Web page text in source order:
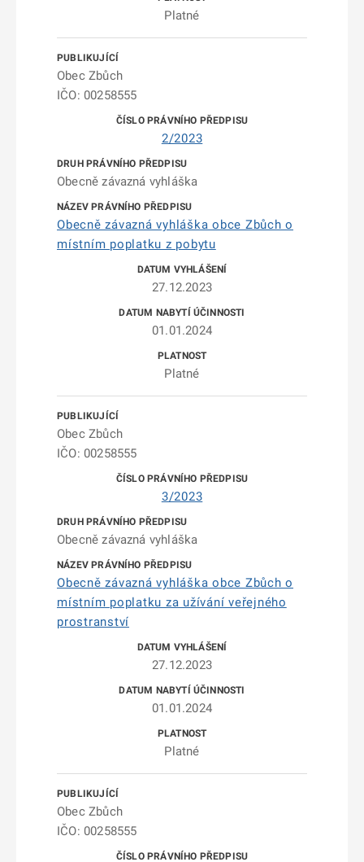
Platné
Obec Zbůch
IČO: 00258555
2/2023
Obecně závazná vyhláška
Obecně závazná vyhláška obce Zbůch o
místním poplatku z pobytu
27.12.2023
01.01.2024
Platné
Obec Zbůch
IČO: 00258555
3/2023
Obecně závazná vyhláška
Obecně závazná vyhláška obce Zbůch o
místním poplatku za užívání veřejného
prostranství
27.12.2023
01.01.2024
Platné
Obec Zbůch
IČO: 00258555